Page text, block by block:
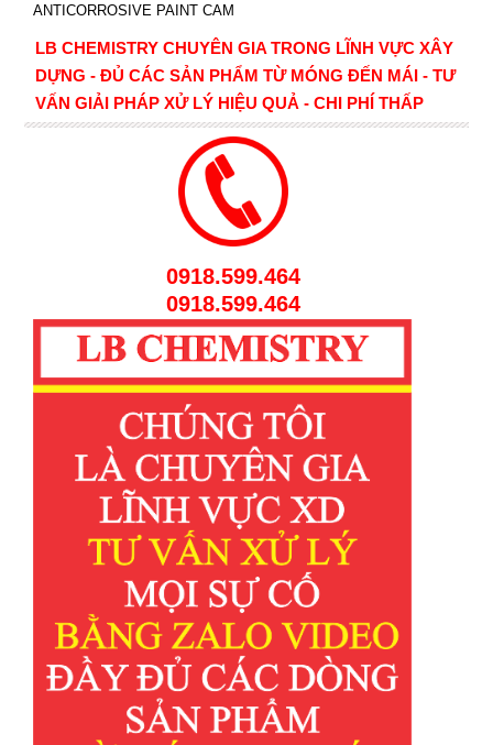
ANTICORROSIVE PAINT CAM
LB CHEMISTRY CHUYÊN GIA TRONG LĨNH VỰC XÂY
DỰNG - ĐỦ CÁC SẢN PHẨM TỪ MÓNG ĐẾN MÁI - TƯ
VẤN GIẢI PHÁP XỬ LÝ HIỆU QUẢ - CHI PHÍ THẤP
0918.599.464
0918.599.464